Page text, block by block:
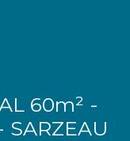
60m² -
SARZEAU